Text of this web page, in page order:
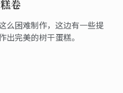
卷
么困难制作，这边有一些提
出完美的树干蛋糕。